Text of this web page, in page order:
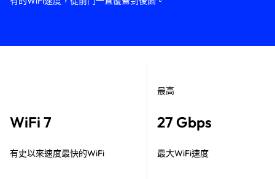
WiFi 7
有史以來速度最快的WiFi
最高
27 Gbps
最大WiFi速度